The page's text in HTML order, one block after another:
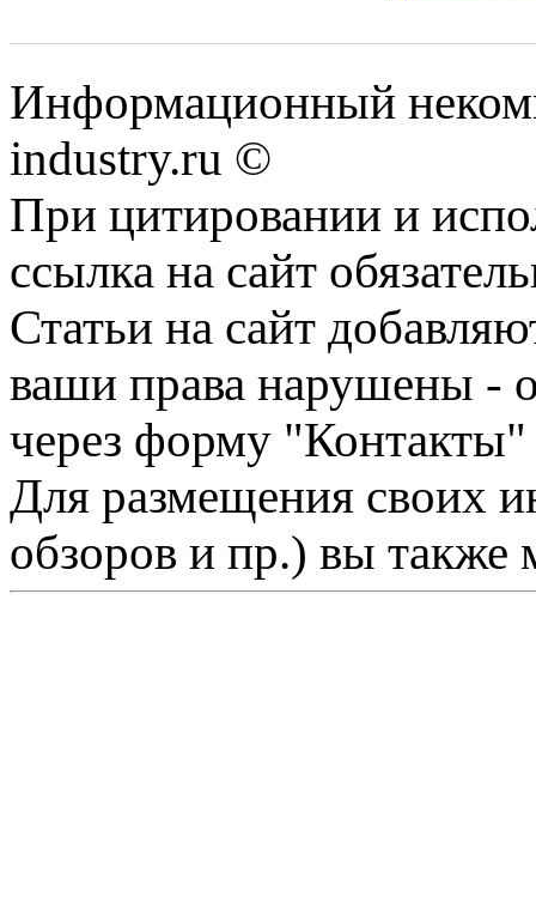
Информационный
industry.ru ©
При цитировании и
ссылка на сайт
Статьи на сайт
ваши права нарушены -
через форму "Контакты"
Для размещения своих
обзоров и пр.) вы также